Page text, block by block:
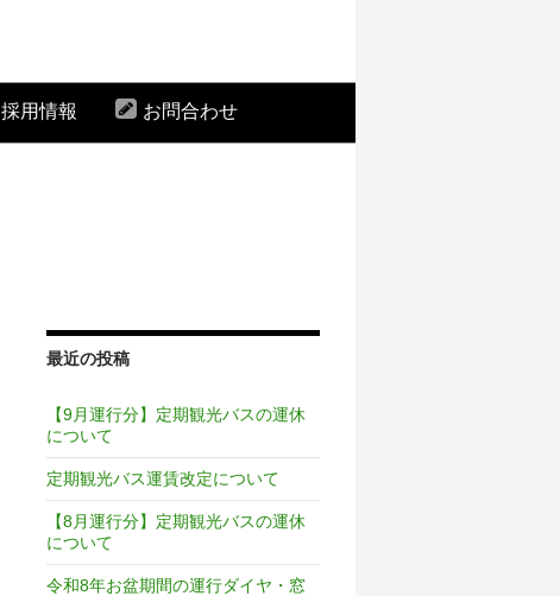
採用情報 お問合わせ
最近の投稿
【9月運行分】定期観光バスの運休
について
定期観光バス運賃改定について
【8月運行分】定期観光バスの運休
について
令和8年お盆期間の運行ダイヤ・窓